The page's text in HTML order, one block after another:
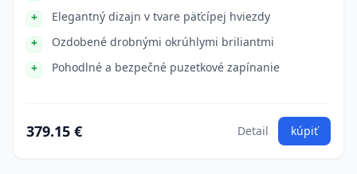
Elegantný dizajn v tvare päťcípej hviezdy
Ozdobené drobnými okrúhlymi briliantmi
Pohodlné a bezpečné puzetkové zapínanie
379.15 € Detail kúpiť